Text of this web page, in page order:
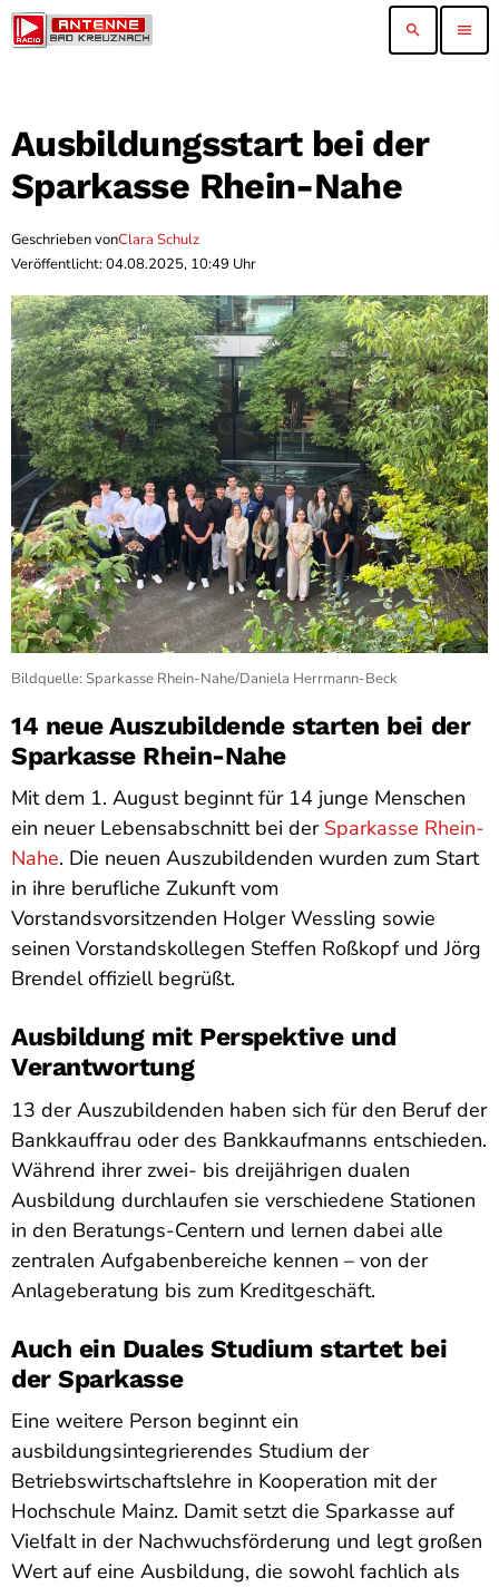
search menu
Ausbildungsstart bei der
Sparkasse Rhein-Nahe
Geschrieben vonClara Schulz
Veröffentlicht: 04.08.2025, 10:49 Uhr
Bildquelle: Sparkasse Rhein-Nahe/Daniela Herrmann-Beck
14 neue Auszubildende starten bei der
Sparkasse Rhein-Nahe
Mit dem 1. August beginnt für 14 junge Menschen
ein neuer Lebensabschnitt bei der Sparkasse Rhein-
Nahe. Die neuen Auszubildenden wurden zum Start
in ihre berufliche Zukunft vom
Vorstandsvorsitzenden Holger Wessling sowie
seinen Vorstandskollegen Steffen Roßkopf und Jörg
Brendel offiziell begrüßt.
Ausbildung mit Perspektive und
Verantwortung
13 der Auszubildenden haben sich für den Beruf der
Bankkauffrau oder des Bankkaufmanns entschieden.
Während ihrer zwei- bis dreijährigen dualen
Ausbildung durchlaufen sie verschiedene Stationen
in den Beratungs-Centern und lernen dabei alle
zentralen Aufgabenbereiche kennen – von der
Anlageberatung bis zum Kreditgeschäft.
Auch ein Duales Studium startet bei
der Sparkasse
Eine weitere Person beginnt ein
ausbildungsintegrierendes Studium der
Betriebswirtschaftslehre in Kooperation mit der
Hochschule Mainz. Damit setzt die Sparkasse auf
Vielfalt in der Nachwuchsförderung und legt großen
Wert auf eine Ausbildung, die sowohl fachlich als